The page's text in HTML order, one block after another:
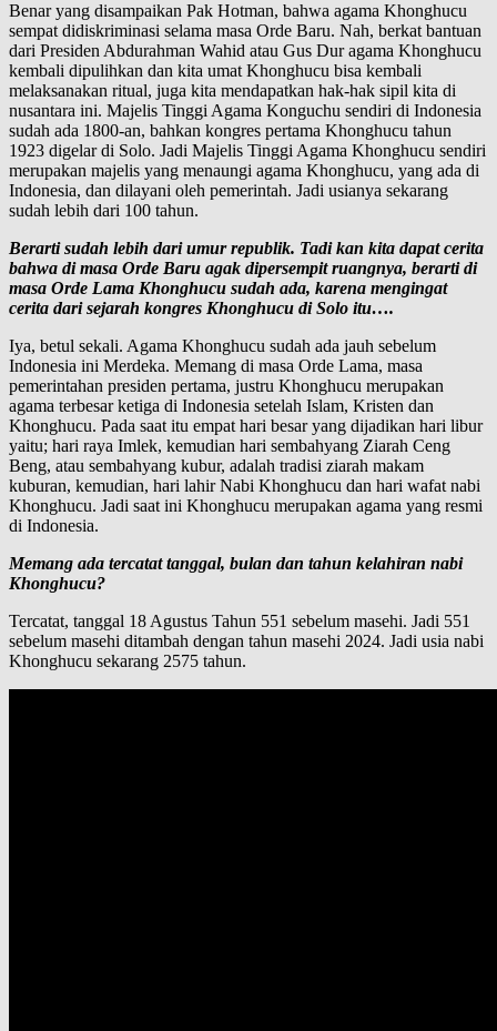
Benar yang disampaikan Pak Hotman, bahwa agama Khonghucu
sempat didiskriminasi selama masa Orde Baru. Nah, berkat bantuan
dari Presiden Abdurahman Wahid atau Gus Dur agama Khonghucu
kembali dipulihkan dan kita umat Khonghucu bisa kembali
melaksanakan ritual, juga kita mendapatkan hak-hak sipil kita di
nusantara ini. Majelis Tinggi Agama Konguchu sendiri di Indonesia
sudah ada 1800-an, bahkan kongres pertama Khonghucu tahun
1923 digelar di Solo. Jadi Majelis Tinggi Agama Khonghucu sendiri
merupakan majelis yang menaungi agama Khonghucu, yang ada di
Indonesia, dan dilayani oleh pemerintah. Jadi usianya sekarang
sudah lebih dari 100 tahun.
Berarti sudah lebih dari umur republik. Tadi kan kita dapat cerita
bahwa di masa Orde Baru agak dipersempit ruangnya, berarti di
masa Orde Lama Khonghucu sudah ada, karena mengingat
cerita dari sejarah kongres Khonghucu di Solo itu….
Iya, betul sekali. Agama Khonghucu sudah ada jauh sebelum
Indonesia ini Merdeka. Memang di masa Orde Lama, masa
pemerintahan presiden pertama, justru Khonghucu merupakan
agama terbesar ketiga di Indonesia setelah Islam, Kristen dan
Khonghucu. Pada saat itu empat hari besar yang dijadikan hari libur
yaitu; hari raya Imlek, kemudian hari sembahyang Ziarah Ceng
Beng, atau sembahyang kubur, adalah tradisi ziarah makam
kuburan, kemudian, hari lahir Nabi Khonghucu dan hari wafat nabi
Khonghucu. Jadi saat ini Khonghucu merupakan agama yang resmi
di Indonesia.
Memang ada tercatat tanggal, bulan dan tahun kelahiran nabi
Khonghucu?
Tercatat, tanggal 18 Agustus Tahun 551 sebelum masehi. Jadi 551
sebelum masehi ditambah dengan tahun masehi 2024. Jadi usia nabi
Khonghucu sekarang 2575 tahun.